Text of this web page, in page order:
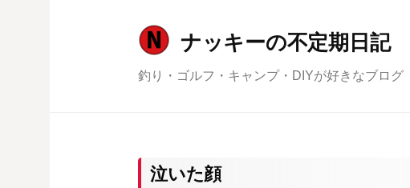
ナッキーの不定期日記
釣り・ゴルフ・キャンプ・DIYが好きなブログ
泣いた顔